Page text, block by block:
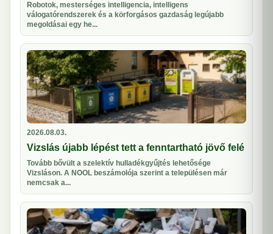
Robotok, mesterséges intelligencia, intelligens
válogatórendszerek és a körforgásos gazdaság legújabb
megoldásai egy he...
2026.08.03.
Vizslás újabb lépést tett a fenntartható jövő felé
Tovább bővült a szelektív hulladékgyűjtés lehetősége
Vizsláson. A NOOL beszámolója szerint a településen már
nemcsak a...